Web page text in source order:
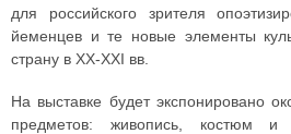
для российского зрителя
йеменцев и те новые элементы
страну в XX-XXI вв.
На выставке будет экспонировано
предметов: живопись, костюм и